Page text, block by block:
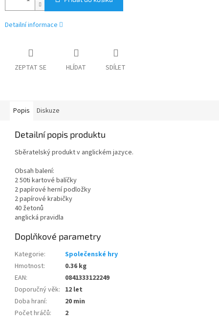
Detailní informace
ZEPTAT SE HLÍDAT SDÍLET
Popis Diskuze
Detailní popis produktu
Sběratelský produkt v anglickém jazyce.
Obsah balení:
2 50ti kartové balíčky
2 papírové herní podložky
2 papírové krabičky
40 žetonů
anglická pravidla
Doplňkové parametry
Kategorie:
Společenské hry
Hmotnost:
0.36 kg
EAN:
0841333122249
Doporučný věk: 12 let
Doba hraní:
20 min
Počet hráčů: 2